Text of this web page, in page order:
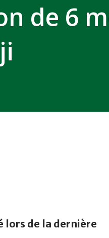
de 6
lors de la dernière